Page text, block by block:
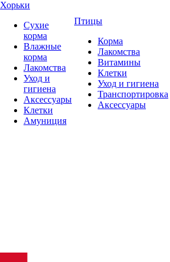
Хорьки
Сухие
корма
Влажные
корма
Лакомства
Уход и
гигиена
Аксессуары
Клетки
Амуниция
Птицы
Корма
Лакомства
Витамины
Клетки
Уход и гигиена
Транспортировка
Аксессуары